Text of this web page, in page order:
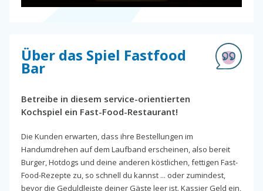
Über das Spiel Fastfood
Bar
Betreibe in diesem service-orientierten
Kochspiel ein Fast-Food-Restaurant!
Die Kunden erwarten, dass ihre Bestellungen im
Handumdrehen auf dem Laufband erscheinen, also bereit
Burger, Hotdogs und deine anderen köstlichen, fettigen Fast-
Food-Rezepte zu, so schnell du kannst ... oder zumindest,
bevor die Geduldleiste deiner Gäste leer ist. Kassier Geld ein,